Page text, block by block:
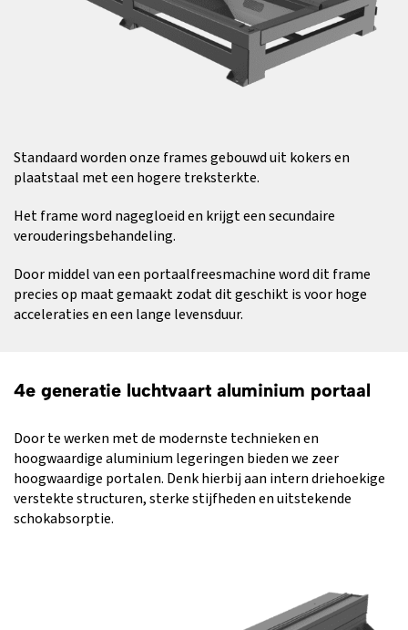
Standaard worden onze frames gebouwd uit kokers en
plaatstaal met een hogere treksterkte.
Het frame word nagegloeid en krijgt een secundaire
verouderingsbehandeling.
Door middel van een portaalfreesmachine word dit frame
precies op maat gemaakt zodat dit geschikt is voor hoge
acceleraties en een lange levensduur.
4e generatie luchtvaart aluminium portaal
Door te werken met de modernste technieken en
hoogwaardige aluminium legeringen bieden we zeer
hoogwaardige portalen. Denk hierbij aan intern driehoekige
verstekte structuren, sterke stijfheden en uitstekende
schokabsorptie.